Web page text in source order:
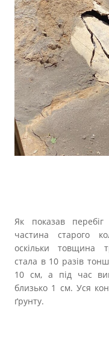
Як показав
частина старого
оскільки товщина
стала в 10 разів
10 см, а під час
близько 1 см. Уся
ґрунту.